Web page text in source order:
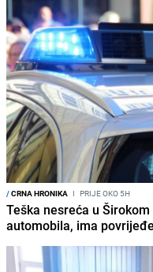
/CRNA HRONIKA I PRIJE OKO 5H
Teška nesreća u
automobila, ima